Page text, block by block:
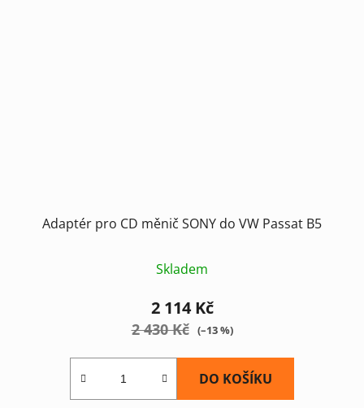
Adaptér pro CD měnič SONY do VW Passat B5
Skladem
2 114 Kč
2 430 Kč (–13 %)
DO KOŠÍKU